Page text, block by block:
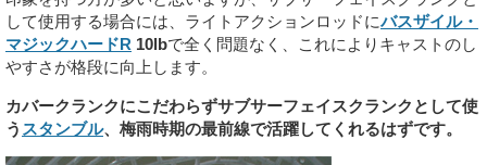
して使用する場合には、ライトアクションロッドにバスザイル・
マジックハードR 10lbで全く問題なく、これによりキャストのし
やすさが格段に向上します。
カバークランクにこだわらずサブサーフェイスクランクとして使
う スタンブル、梅雨時期の最前線で活躍してくれるはずです。